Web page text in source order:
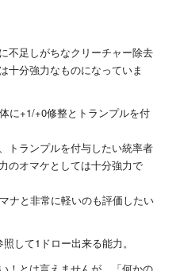
不足しがちなクリーチャー除去
十分強力なものになっていま
に+1/+0修整とトランプルを付
トランプルを付与したい統率者
のオマケとしては十分強力で
ナと非常に軽いのも評価したい
して1ドロー出来る能力。
！とは言えませんが、「何かの